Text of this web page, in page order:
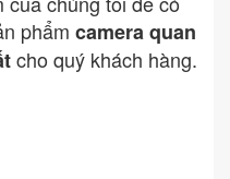
phẩm camera quan
cho quý khách hàng.